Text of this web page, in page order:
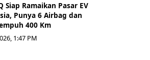
Siap Ramaikan Pasar EV
Punya 6 Airbag dan
400 Km
1:47 PM